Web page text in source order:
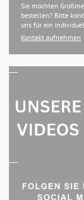
Sie möchten
bestellen? Bitte
uns für ein
Kontakt aufnehmen